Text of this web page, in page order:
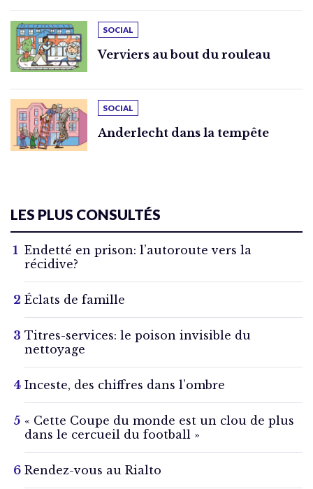
SOCIAL
Verviers au bout du rouleau
SOCIAL
Anderlecht dans la tempête
LES PLUS CONSULTÉS
Endetté en prison: l’autoroute vers la
récidive?
Éclats de famille
Titres-services: le poison invisible du
nettoyage
Inceste, des chiffres dans l’ombre
« Cette Coupe du monde est un clou de plus
dans le cercueil du football »
Rendez-vous au Rialto